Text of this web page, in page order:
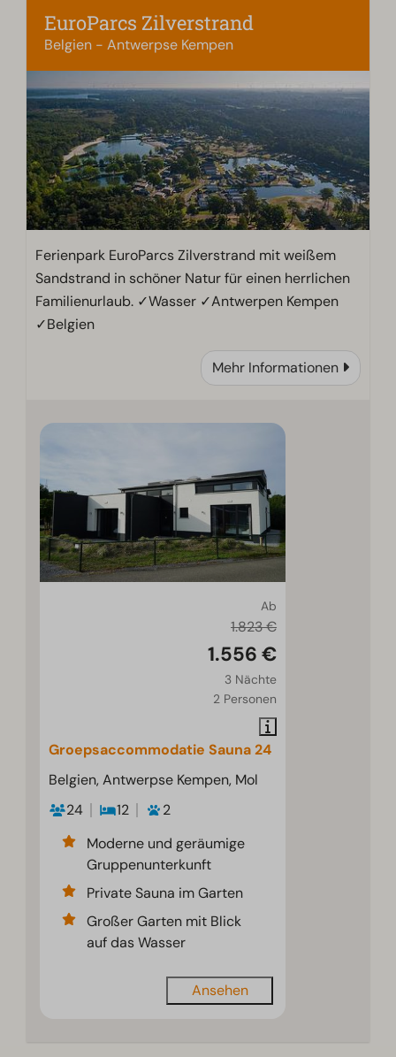
EuroParcs Zilverstrand
Belgien - Antwerpse Kempen
Ferienpark EuroParcs Zilverstrand mit weißem
Sandstrand in schöner Natur für einen herrlichen
Familienurlaub. ✓Wasser ✓Antwerpen Kempen
✓Belgien
Mehr Informationen
Ab
1.823 €
1.556 €
3 Nächte
2 Personen
Groepsaccommodatie Sauna 24
Belgien, Antwerpse Kempen, Mol
24
12
2
Moderne und geräumige
Gruppenunterkunft
Private Sauna im Garten
Großer Garten mit Blick
auf das Wasser
Ansehen